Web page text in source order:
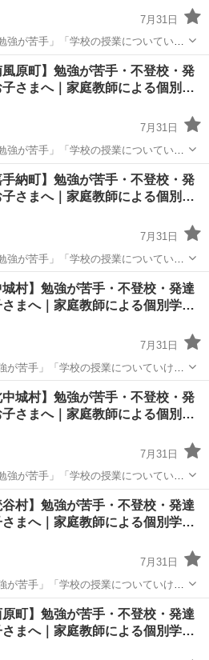
7月31日
強が苦手」「学校の授業についていけ
不登校・発達障害への配慮が必要な
よるマンツーマン指導を行っていま
不登校
風原町】勉強が苦手・不登校・発
子さまへ｜家庭教師による個別…
7月31日
が苦手」「学校の授業についていけ
不登校・発達障害への配慮が必要な
よるマンツーマン指導を行っていま
不登校
手納町】勉強が苦手・不登校・発
子さまへ｜家庭教師による個別…
7月31日
が苦手」「学校の授業についていけ
不登校・発達障害への配慮が必要な
よるマンツーマン指導を行っていま
不登校
城村】勉強が苦手・不登校・発達
さまへ｜家庭教師による個別学…
7月31日
苦手」「学校の授業についていけな
不登校・発達障害への配慮が必要なお
るマンツーマン指導を行っています。
不登校
中城村】勉強が苦手・不登校・発
子さまへ｜家庭教師による個別…
7月31日
強が苦手」「学校の授業についていけ
不登校・発達障害への配慮が必要な
よるマンツーマン指導を行っていま
不登校
谷村】勉強が苦手・不登校・発達
さまへ｜家庭教師による個別学…
7月31日
が苦手」「学校の授業についていけな
不登校・発達障害への配慮が必要なお
るマンツーマン指導を行っています。
不登校
原町】勉強が苦手・不登校・発達
さまへ｜家庭教師による個別学…